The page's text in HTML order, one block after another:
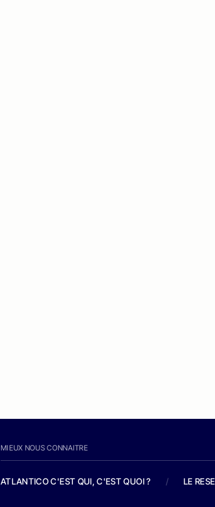
MIEUX NOUS CONNAITRE
ATLANTICO C'EST QUI, C'EST QUOI ? / LE